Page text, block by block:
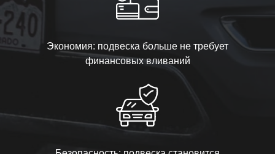
Экономия: подвеска больше не требует
финансовых вливаний